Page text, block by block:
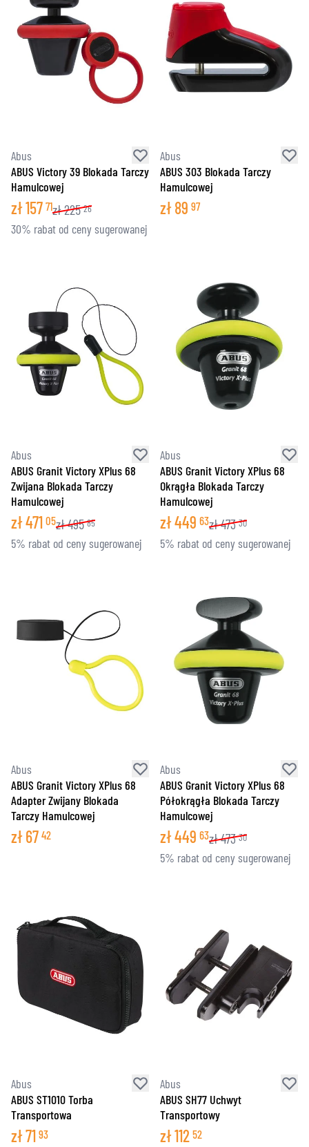
Abus
ABUS Victory 39 Blokada Tarczy
Hamulcowej
zł157 71zł225 26
30% rabat od ceny sugerowanej
Abus
ABUS 303 Blokada Tarczy
Hamulcowej
zł89 97
Abus
ABUS Granit Victory XPlus 68
Zwijana Blokada Tarczy
Hamulcowej
zł471 05zł495 85
5% rabat od ceny sugerowanej
Abus
ABUS Granit Victory XPlus 68
Okrągła Blokada Tarczy
Hamulcowej
zł449 63zł473 30
5% rabat od ceny sugerowanej
Abus
ABUS Granit Victory XPlus 68
Adapter Zwijany Blokada
Tarczy Hamulcowej
zł67 42
Abus
ABUS Granit Victory XPlus 68
Półokrągła Blokada Tarczy
Hamulcowej
zł449 63zł473 30
5% rabat od ceny sugerowanej
Abus
ABUS ST1010 Torba
Transportowa
zł71 93
Abus
ABUS SH77 Uchwyt
Transportowy
zł112 52